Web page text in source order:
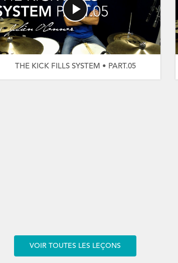
THE KICK FILLS SYSTEM • PART.05
VOIR TOUTES LES LEÇONS